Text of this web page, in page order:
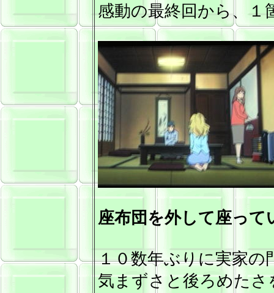
感動の最終回から、１
座布団を外して座って
１０数年ぶりに実家の
気まずさと後ろめた